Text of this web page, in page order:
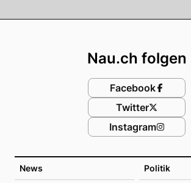
News Politik
Nau.ch folgen
Facebook
Twitter
Instagram